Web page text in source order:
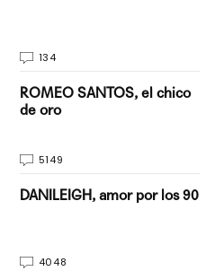
134
ROMEO SANTOS, el chico
de oro
5149
DANILEIGH, amor por los 90
4048